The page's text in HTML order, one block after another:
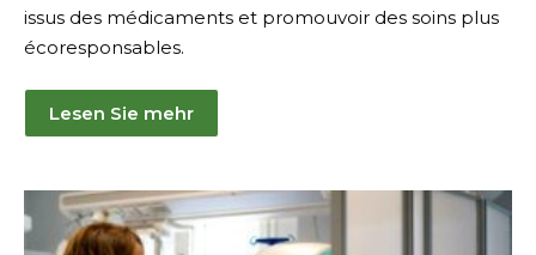
issus des médicaments et promouvoir des soins plus
écoresponsables.
Lesen Sie mehr